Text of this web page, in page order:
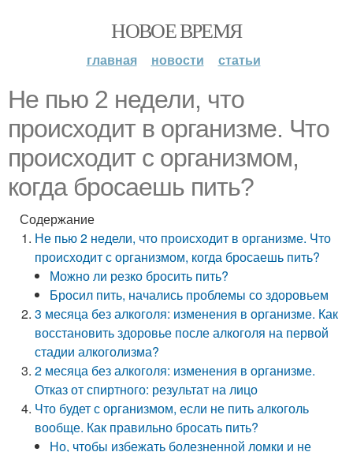
НОВОЕ ВРЕМЯ
главная новости статьи
Не пью 2 недели, что
происходит в организме. Что
происходит с организмом,
когда бросаешь пить?
Содержание
Не пью 2 недели, что происходит в организме. Что
происходит с организмом, когда бросаешь пить?
Можно ли резко бросить пить?
Бросил пить, начались проблемы со здоровьем
3 месяца без алкоголя: изменения в организме. Как
восстановить здоровье после алкоголя на первой
стадии алкоголизма?
2 месяца без алкоголя: изменения в организме.
Отказ от спиртного: результат на лицо
Что будет с организмом, если не пить алкоголь
вообще. Как правильно бросать пить?
Но, чтобы избежать болезненной ломки и не